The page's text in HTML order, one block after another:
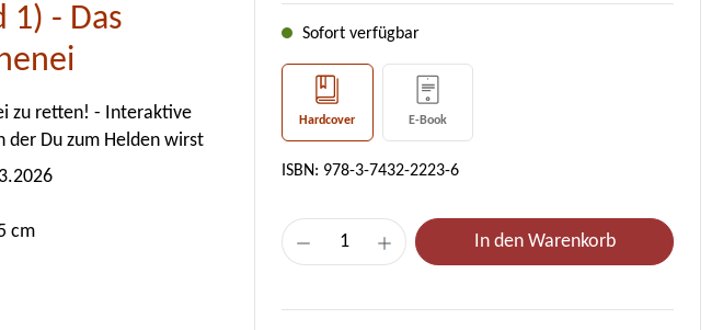
1) - Das
zu retten! - Interaktive
der Du zum Helden wirst
cm
Sofort verfügbar
Hardcover E-Book
ISBN: 978-3-7432-2223-6
Produkt Anzahl: Gib den gewünschten
In den Warenkorb